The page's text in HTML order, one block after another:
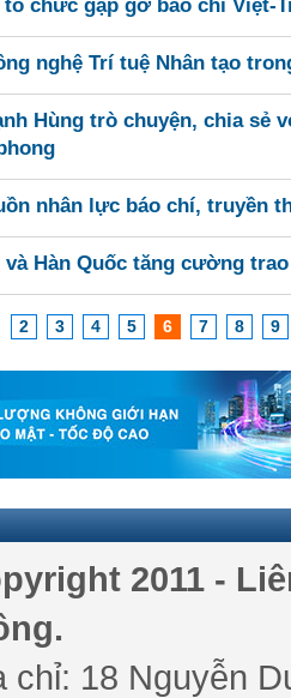
chức gặp gỡ báo chí Việt-
nghệ Trí tuệ Nhân tạo
Hùng trò chuyện, chia sẻ
nhân lực báo chí, truyền
và Hàn Quốc tăng cường
2 3 4 5 6 7 8 9
2011 -
chỉ: 18 Nguyễn